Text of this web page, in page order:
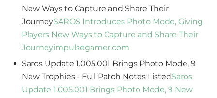
New Ways to Capture and Share Their
JourneySAROS Introduces Photo Mode, Giving
Players New Ways to Capture and Share Their
Journeyimpulsegamer.com
Saros Update 1.005.001 Brings Photo Mode, 9
New Trophies - Full Patch Notes ListedSaros
Update 1.005.001 Brings Photo Mode, 9 New